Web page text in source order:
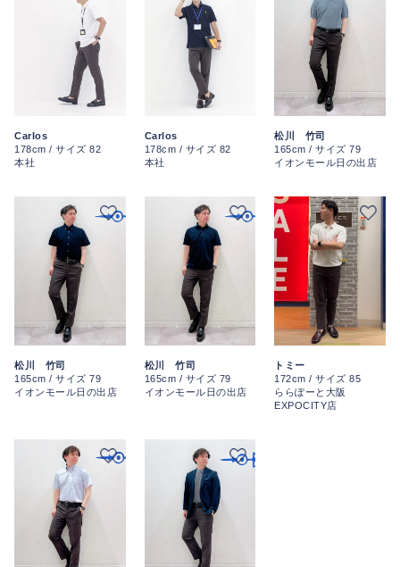
Carlos
178cm / サイズ 82
本社
Carlos
178cm / サイズ 82
本社
松川 竹司
165cm / サイズ 79
イオンモール日の出店
松川 竹司
165cm / サイズ 79
イオンモール日の出店
松川 竹司
165cm / サイズ 79
イオンモール日の出店
トミー
172cm / サイズ 85
ららぽーと大阪
EXPOCITY店